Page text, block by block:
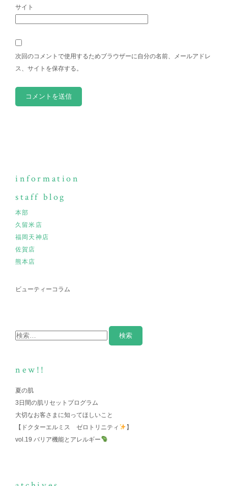
サイト
次回のコメントで使用するためブラウザーに自分の名前、メールアドレ
ス、サイトを保存する。
information
staff blog
本部
久留米店
福岡天神店
佐賀店
熊本店
ビューティーコラム
new!!
夏の肌
3日間の肌リセットプログラム
大切なお客さまに知ってほしいこと
【ドクターエルミス ゼロトリニティ
】
vol.19 バリア機能とアレルギー